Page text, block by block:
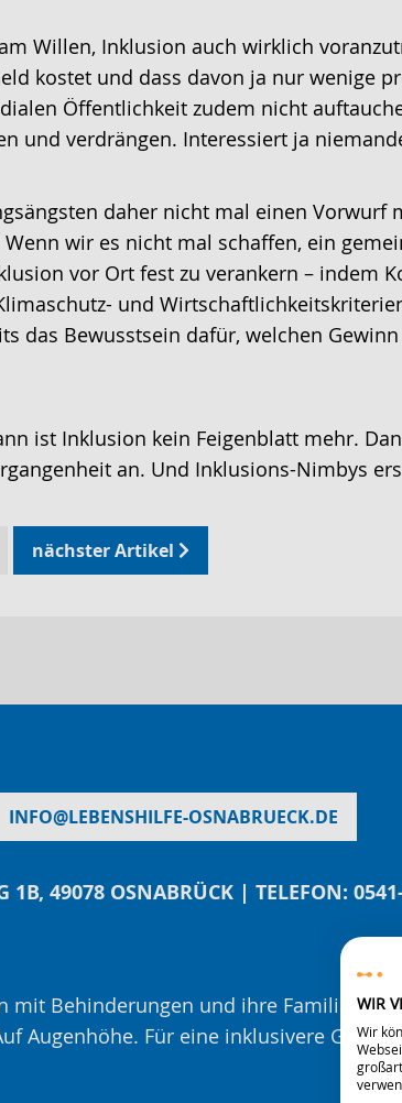
Willen, Inklusion auch wirklich
kostet und dass davon ja nur wenige
Öffentlichkeit zudem nicht
und verdrängen. Interessiert ja
daher nicht mal einen Vorwurf
wir es nicht mal schaffen, ein
vor Ort fest zu verankern – indem
und
das Bewusstsein dafür, welchen
ist Inklusion kein Feigenblatt mehr.
an. Und Inklusions-Nimbys
nächster Artikel
INFO@LEBENSHILFE-OSNABRUECK.DE
1B, 49078 OSNABRÜCK | TELEFON:
Behinderungen und ihre Familien –
Augenhöhe. Für eine inklusivere
WIR
Wir